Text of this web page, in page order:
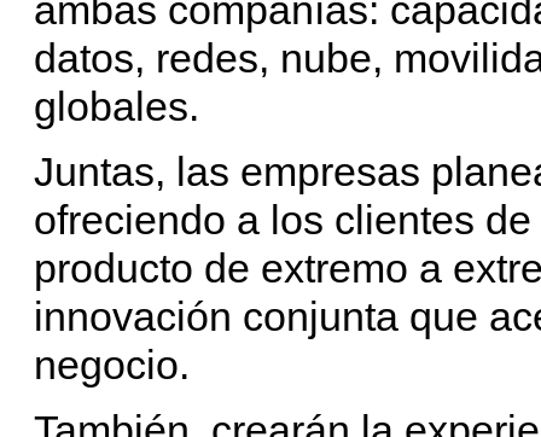
datos, redes, nube,
globales.
Juntas, las empresas
ofreciendo a los clientes
producto de extremo a
innovación conjunta que
negocio.